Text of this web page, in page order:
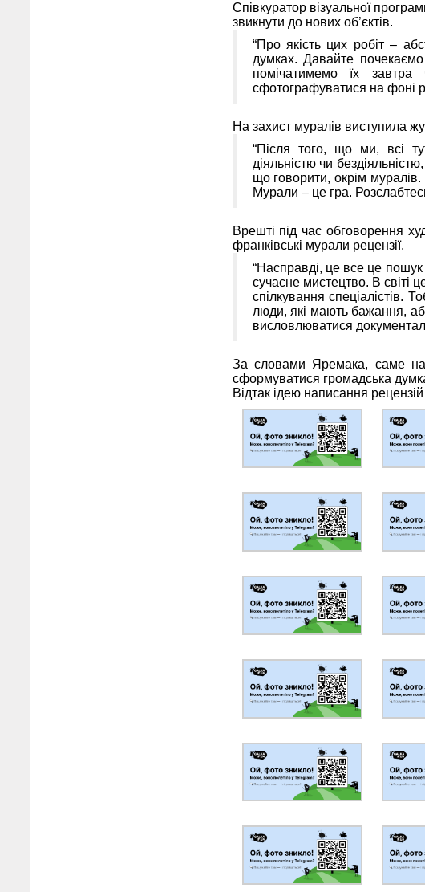
Співкуратор візуальної
звикнути до нових об’єктів.
“Про якість цих робіт –
думках. Давайте
помічатимемо їх
сфотографуватися на фоні
На захист муралів виступила
“Після того, що ми, всі
діяльністю чи
що говорити, окрім
Мурали – це гра.
Врешті під час обговорення
франківські мурали рецензії.
“Насправді, це все це
сучасне мистецтво. В світі
спілкування спеціалістів.
люди, які мають бажання,
висловлюватися
За словами Яремака, саме на
сформуватися громадська
Відтак ідею написання